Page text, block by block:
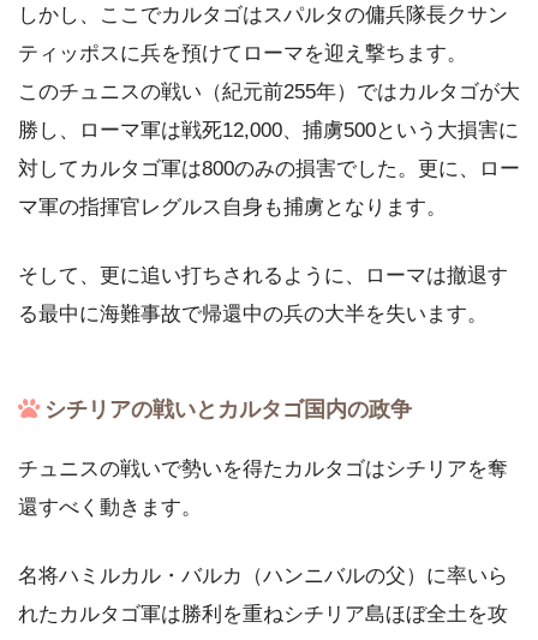
しかし、ここでカルタゴはスパルタの傭兵隊長クサン
ティッポスに兵を預けてローマを迎え撃ちます。
このチュニスの戦い（紀元前255年）ではカルタゴが大
勝し、ローマ軍は戦死12,000、捕虜500という大損害に
対してカルタゴ軍は800のみの損害でした。更に、ロー
マ軍の指揮官レグルス自身も捕虜となります。
そして、更に追い打ちされるように、ローマは撤退す
る最中に海難事故で帰還中の兵の大半を失います。
シチリアの戦いとカルタゴ国内の政争
チュニスの戦いで勢いを得たカルタゴはシチリアを奪
還すべく動きます。
名将ハミルカル・バルカ（ハンニバルの父）に率いら
れたカルタゴ軍は勝利を重ねシチリア島ほぼ全土を攻